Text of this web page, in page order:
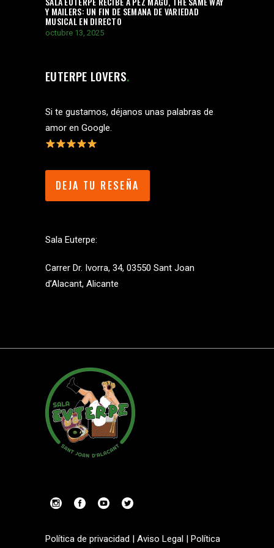
Y MAILERS: UN FIN DE SEMANA DE VARIEDAD
MUSICAL EN DIRECTO
octubre 13, 2025
EUTERPE LOVERS
Si te gustamos, déjanos unas palabras de
amor en Google.
DEJA TU RESEÑA
Sala Euterpe:
Carrer Dr. Ivorra, 34, 03550 Sant Joan
d’Alacant, Alicante
Política de privacidad Aviso Legal Política